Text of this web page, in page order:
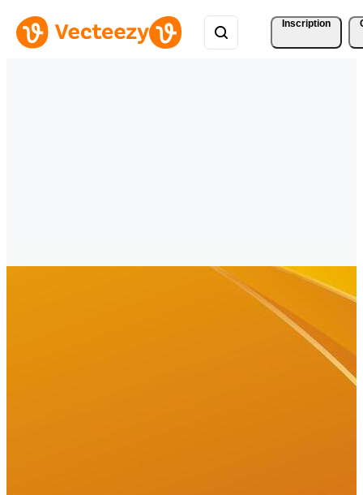
Inscription